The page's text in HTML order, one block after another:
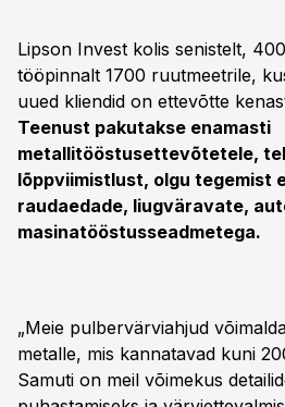
Lipson Invest kolis senistelt,
tööpinnalt 1700 ruutmeetrile,
uued kliendid on ettevõtte
Teenust pakutakse enamasti
metallitööstusettevõtetele,
lõppviimistlust, olgu tegemist
raudaedade, liugväravate,
masinatööstusseadmetega.
„Meie pulbervärviahjud
metalle, mis kannatavad kuni
Samuti on meil võimekus